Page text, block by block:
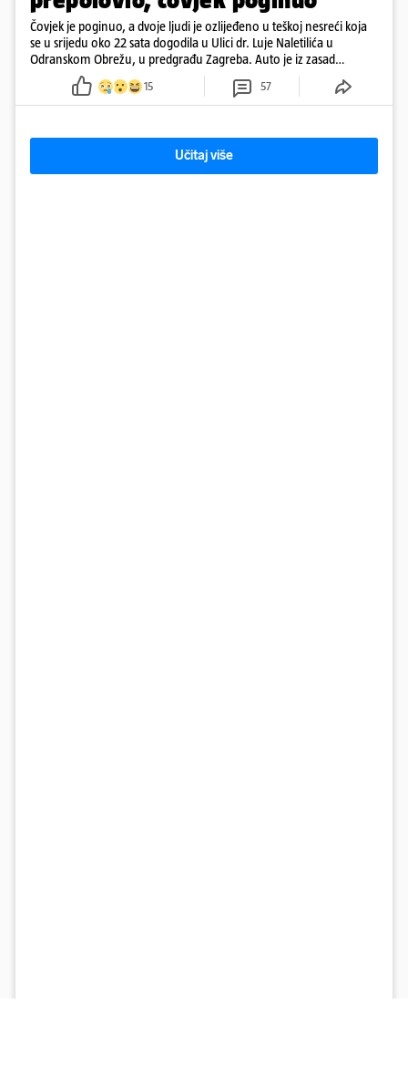
Čovjek je poginuo, a dvoje ljudi je ozlijeđeno u teškoj nesreći koja
se u srijedu oko 22 sata dogodila u Ulici dr. Luje Naletilića u
Odranskom Obrežu, u predgrađu Zagreba. Auto je iz zasad
neutvrđenih razloga sletio s kolnika, a od siline udara vozilo se
prepolovilo.
15 57
Učitaj više